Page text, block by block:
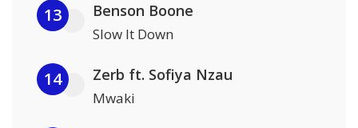
13 Benson Boone
Slow It Down
14 Zerb ft. Sofiya Nzau
Mwaki